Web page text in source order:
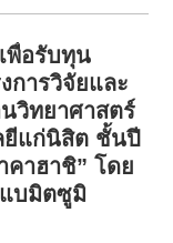
พื่อรับทุน
การวิจัยและ
วิทยาศาสตร์
ยีแก่นิสิต ชั้นปี
คาฮาชิ” โดย
บมิตซูมิ